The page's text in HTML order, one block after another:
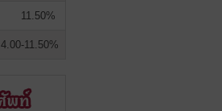
11.50%
4.00-11.50%